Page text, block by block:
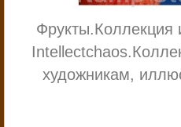
Фрукты.Коллекция
Intellectchaos.
художникам,